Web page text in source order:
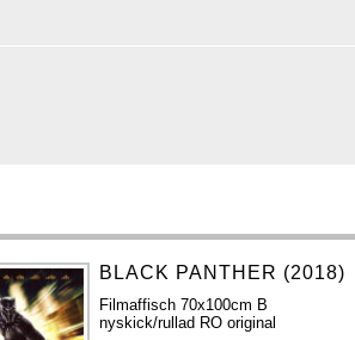
BLACK PANTHER (2018)
Filmaffisch 70x100cm B
nyskick/rullad RO original